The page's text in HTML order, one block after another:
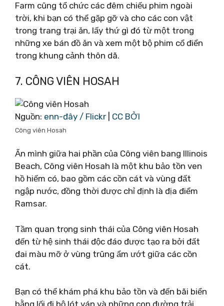
Farm cũng tổ chức các đêm chiếu phim ngoài
trời, khi bạn có thể gặp gỡ và cho các con vật
trong trang trại ăn, lấy thứ gì đó từ một trong
những xe bán đồ ăn và xem một bộ phim cổ điển
trong khung cảnh thôn dã.
7. CÔNG VIÊN HOSAH
Nguồn: enn-đây / Flickr CC BỞI
Công viên Hosah
Ẩn mình giữa hai phần của Công viên bang Illinois
Beach, Công viên Hosah là một khu bảo tồn ven
hồ hiếm có, bao gồm các cồn cát và vùng đất
ngập nước, đồng thời được chỉ định là địa điểm
Ramsar.
Tầm quan trọng sinh thái của Công viên Hosah
đến từ hệ sinh thái độc đáo được tạo ra bởi đất
đai màu mỡ ở vùng trũng ẩm ướt giữa các cồn
cát.
Bạn có thể khám phá khu bảo tồn và đến bãi biển
bằng lối đi bộ lót ván và những con đường trải